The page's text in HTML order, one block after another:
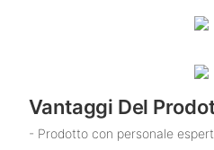
Vantaggi Del
- Prodotto con personale